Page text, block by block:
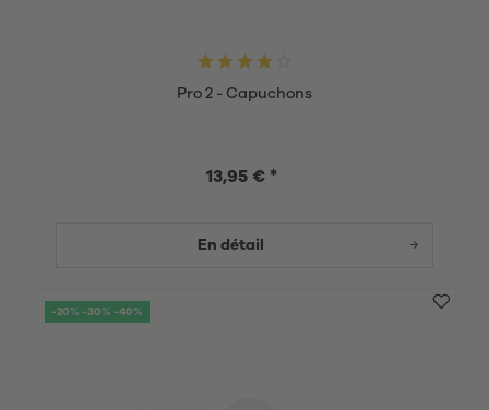
Pro 2 - Capuchons
13,95 € *
En détail
-20% -30% -40%